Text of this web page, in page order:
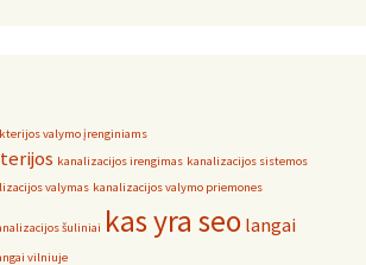
valymo įrenginiams
kanalizacijos irengimas kanalizacijos sistemos
valymas kanalizacijos valymo priemones
šuliniai kas yra seolangai
vilniuje